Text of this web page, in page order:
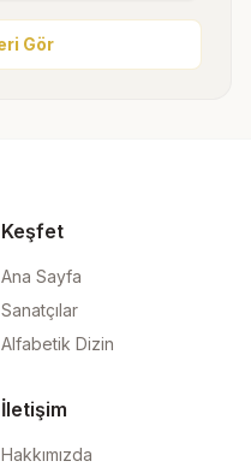
Gör
Keşfet
Ana Sayfa
Sanatçılar
Alfabetik Dizin
İletişim
Hakkımızda